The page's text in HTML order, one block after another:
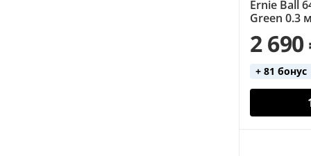
Ernie Ball
Green 0.3
2 690
+ 81 бонус